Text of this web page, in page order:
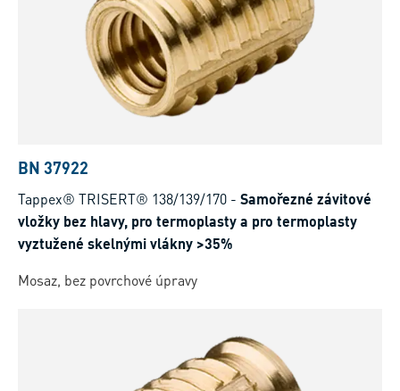
BN 37922
Tappex® TRISERT® 138/139/170 - Samořezné závitové
vložky bez hlavy, pro termoplasty a pro termoplasty
vyztužené skelnými vlákny >35%
Mosaz, bez povrchové úpravy